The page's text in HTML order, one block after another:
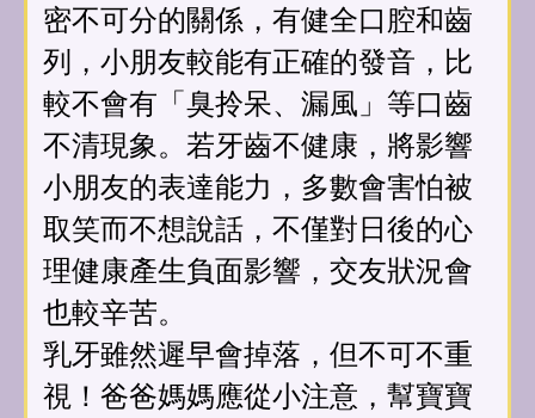
密不可分的關係，有健全口腔和齒
列，小朋友較能有正確的發音，比
較不會有「臭拎呆、漏風」等口齒
不清現象。若牙齒不健康，將影響
小朋友的表達能力，多數會害怕被
取笑而不想說話，不僅對日後的心
理健康產生負面影響，交友狀況會
也較辛苦。
乳牙雖然遲早會掉落，但不可不重
視！爸爸媽媽應從小注意，幫寶寶